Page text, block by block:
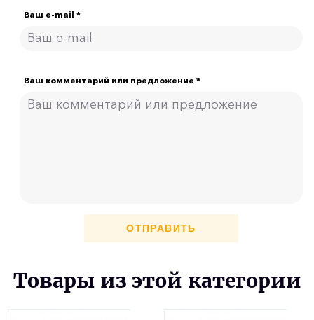
Ваш e-mail *
Ваш комментарий или предложение *
ОТПРАВИТЬ
Товары из этой категории